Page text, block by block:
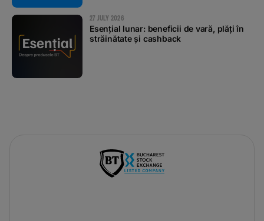
27 JULY 2026
Esențial lunar: beneficii de vară, plăți în
străinătate și cashback